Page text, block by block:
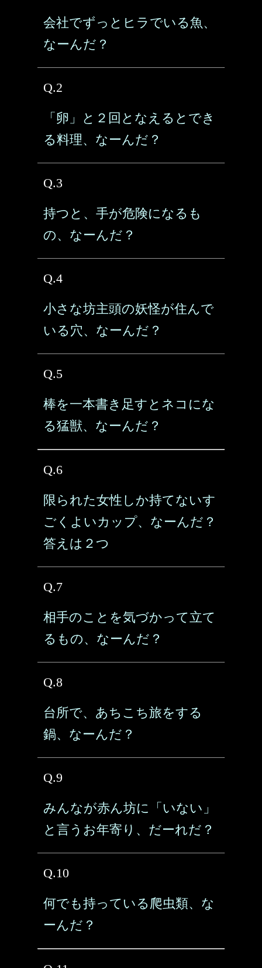
会社でずっとヒラでいる魚、
なーんだ？
Q.2
「卵」と２回となえるとでき
る料理、なーんだ？
Q.3
持つと、手が危険になるも
の、なーんだ？
Q.4
小さな坊主頭の妖怪が住んで
いる穴、なーんだ？
Q.5
棒を一本書き足すとネコにな
る猛獣、なーんだ？
Q.6
限られた女性しか持てないす
ごくよいカップ、なーんだ？
答えは２つ
Q.7
相手のことを気づかって立て
るもの、なーんだ？
Q.8
台所で、あちこち旅をする
鍋、なーんだ？
Q.9
みんなが赤ん坊に「いない」
と言うお年寄り、だーれだ？
Q.10
何でも持っている爬虫類、な
ーんだ？